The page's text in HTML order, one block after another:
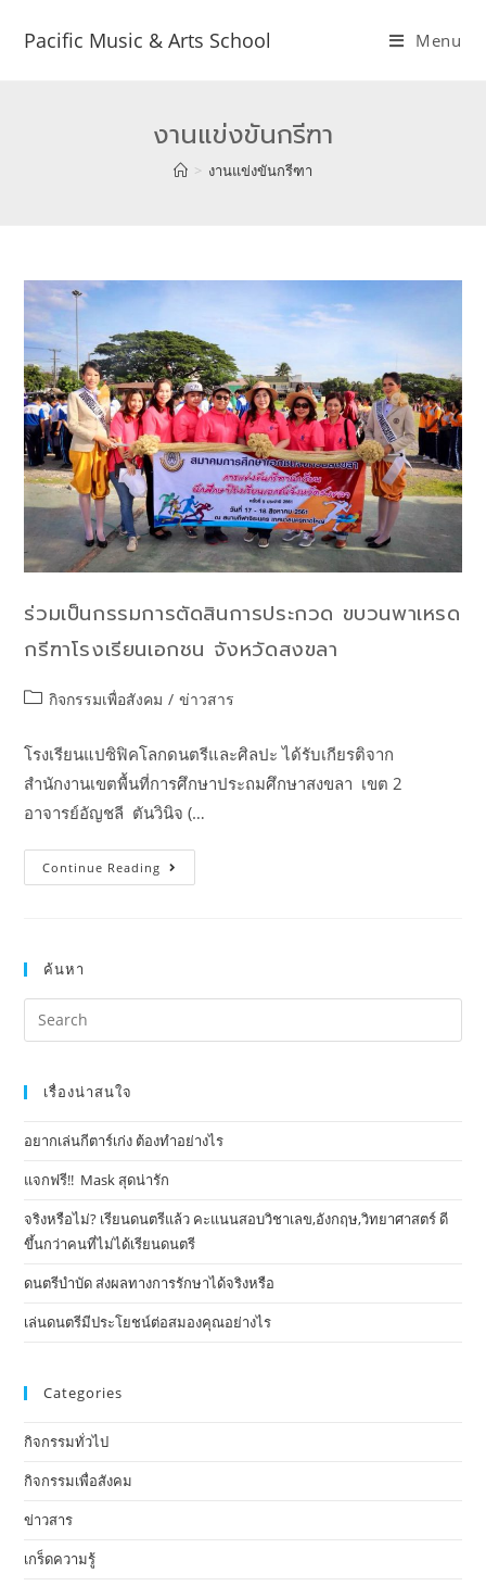
Pacific Music & Arts School Menu
งานแข่งขันกรีฑา
> งานแข่งขันกรีฑา
ร่วมเป็นกรรมการตัดสินการประกวด ขบวนพาเหรด
กรีฑาโรงเรียนเอกชน จังหวัดสงขลา
กิจกรรมเพื่อสังคม / ข่าวสาร
โรงเรียนแปซิฟิคโลกดนตรีและศิลปะ ได้รับเกียรติจาก
สำนักงานเขตพื้นที่การศึกษาประถมศึกษาสงขลา เขต 2
อาจารย์อัญชลี ตันวินิจ (…
Continue Reading
ค้นหา
เรื่องน่าสนใจ
อยากเล่นกีตาร์เก่ง ต้องทำอย่างไร
แจกฟรี!! Mask​ สุดน่ารัก
จริงหรือไม่? เรียนดนตรีแล้ว คะแนนสอบวิชาเลข,อังกฤษ,วิทยาศาสตร์ ดี
ขึ้นกว่าคนที่ไม่ได้เรียนดนตรี
ดนตรีบำบัด ส่งผลทางการรักษาได้จริงหรือ
เล่นดนตรีมีประโยชน์ต่อสมองคุณอย่างไร
Categories
กิจกรรมทั่วไป
กิจกรรมเพื่อสังคม
ข่าวสาร
เกร็ดความรู้